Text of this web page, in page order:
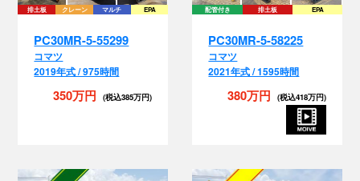
排土板 クレーン マルチ EPA
PC30MR-5-55299
コマツ
2019年式 / 975時間
350万円(税込385万円)
配管付き 排土板 EPA
PC30MR-5-58225
コマツ
2021年式 / 1595時間
380万円(税込418万円)